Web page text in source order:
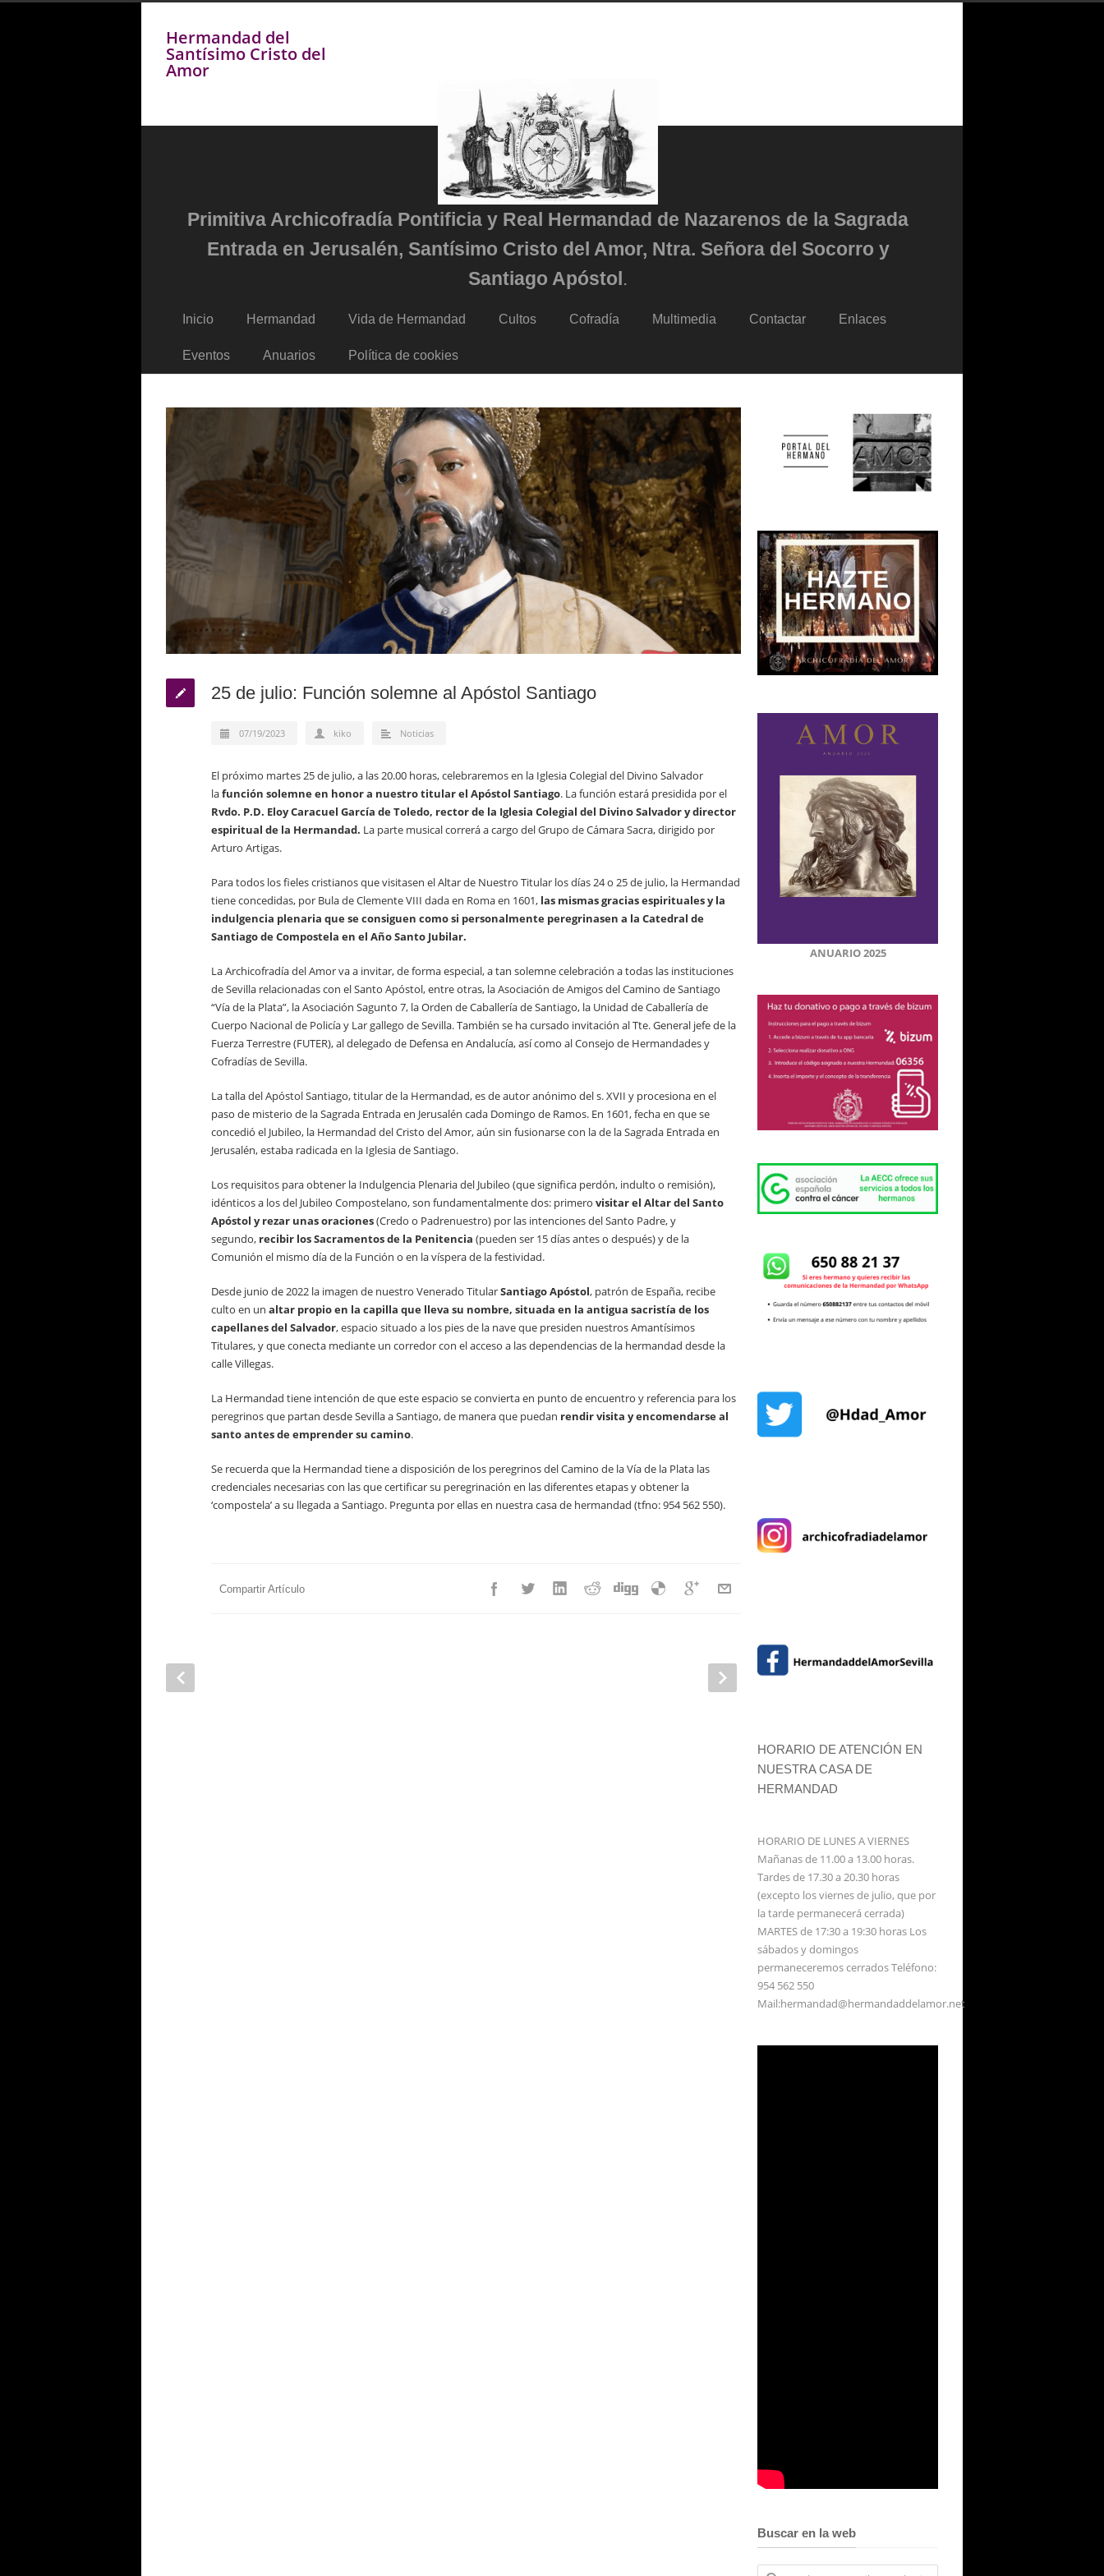
Hermandad del
Santísimo Cristo del
Amor
Primitiva Archicofradía Pontificia y Real Hermandad de Nazarenos de la Sagrada
Entrada en Jerusalén, Santísimo Cristo del Amor, Ntra. Señora del Socorro y
Santiago Apóstol.
Inicio Hermandad Vida de Hermandad Cultos Cofradía Multimedia Contactar Enlaces
Eventos Anuarios Política de cookies
25 de julio: Función solemne al Apóstol Santiago
07/19/2023 kiko Noticias
El próximo martes 25 de julio, a las 20.00 horas, celebraremos en la Iglesia Colegial del Divino Salvador
lafunción solemne en honor a nuestro titular el Apóstol Santiago. La función estará presidida por el
Rvdo. P.D. Eloy Caracuel García de Toledo, rector de la Iglesia Colegial del Divino Salvador y director
espiritual de la Hermandad. La parte musical correrá a cargo del Grupo de Cámara Sacra, dirigido por
Arturo Artigas.
Para todos los fieles cristianos que visitasen el Altar de Nuestro Titular los días 24 o 25 de julio, la Hermandad
tiene concedidas, por Bula de Clemente VIII dada en Roma en 1601, las mismas gracias espirituales y la
indulgencia plenaria que se consiguen como si personalmente peregrinasen a la Catedral de
Santiago de Compostela en el Año Santo Jubilar.
La Archicofradía del Amor va a invitar, de forma especial, a tan solemne celebración a todas las instituciones
de Sevilla relacionadas con el Santo Apóstol, entre otras, la Asociación de Amigos del Camino de Santiago
“Vía de la Plata”, la Asociación Sagunto 7, la Orden de Caballería de Santiago, la Unidad de Caballería de
Cuerpo Nacional de Policía y Lar gallego de Sevilla. También se ha cursado invitación al Tte. General jefe de la
Fuerza Terrestre (FUTER), al delegado de Defensa en Andalucía, así como al Consejo de Hermandades y
Cofradías de Sevilla.
La talla del Apóstol Santiago, titular de la Hermandad, es de autor anónimo del s. XVII y procesiona en el
paso de misterio de la Sagrada Entrada en Jerusalén cada Domingo de Ramos. En 1601, fecha en que se
concedió el Jubileo, la Hermandad del Cristo del Amor, aún sin fusionarse con la de la Sagrada Entrada en
Jerusalén, estaba radicada en la Iglesia de Santiago.
Los requisitos para obtener la Indulgencia Plenaria del Jubileo (que significa perdón, indulto o remisión),
idénticos a los del Jubileo Compostelano, son fundamentalmente dos: primero visitar el Altar del Santo
Apóstol y rezar unas oraciones(Credo o Padrenuestro) por las intenciones del Santo Padre, y
segundo, recibir los Sacramentos de la Penitencia (pueden ser 15 días antes o después) y de la
Comunión el mismo día de la Función o en la víspera de la festividad.
Desde junio de 2022 la imagen de nuestro Venerado TitularSantiago Apóstol, patrón de España, recibe
culto en un altar propio en la capilla que lleva su nombre, situada en la antigua sacristía de los
capellanes del Salvador, espacio situado a los pies de la nave que presiden nuestros Amantísimos
Titulares, y que conecta mediante un corredor con el acceso a las dependencias de la hermandad desde la
calle Villegas.
La Hermandad tiene intención de que este espacio se convierta en punto de encuentro y referencia para los
peregrinos que partan desde Sevilla a Santiago, de manera que puedan rendir visita y encomendarse al
santo antes de emprender su camino.
Se recuerda que la Hermandad tiene a disposición de los peregrinos del Camino de la Vía de la Plata las
credenciales necesarias con las que certificar su peregrinación en las diferentes etapas y obtener la
‘compostela’ a su llegada a Santiago. Pregunta por ellas en nuestra casa de hermandad (tfno: 954 562 550).
Compartir Artículo
ANUARIO 2025
HORARIO DE ATENCIÓN EN
NUESTRA CASA DE
HERMANDAD
HORARIO DE LUNES A VIERNES
Mañanas de 11.00 a 13.00 horas.
Tardes de 17.30 a 20.30 horas
(excepto los viernes de julio, que por
la tarde permanecerá cerrada)
MARTES de 17:30 a 19:30 horas Los
sábados y domingos
permaneceremos cerrados Teléfono:
954 562 550
Mail:hermandad@hermandaddelamor.net
Buscar en la web